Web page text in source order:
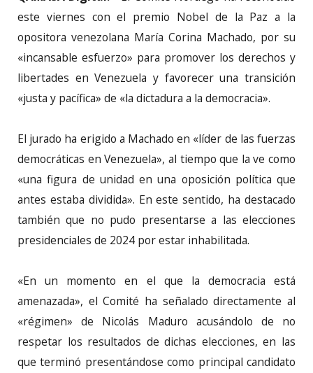
este viernes con el premio Nobel de la Paz a la
opositora venezolana María Corina Machado, por su
«incansable esfuerzo» para promover los derechos y
libertades en Venezuela y favorecer una transición
«justa y pacífica» de «la dictadura a la democracia».
El jurado ha erigido a Machado en «líder de las fuerzas
democráticas en Venezuela», al tiempo que la ve como
«una figura de unidad en una oposición política que
antes estaba dividida». En este sentido, ha destacado
también que no pudo presentarse a las elecciones
presidenciales de 2024 por estar inhabilitada.
«En un momento en el que la democracia está
amenazada», el Comité ha señalado directamente al
«régimen» de Nicolás Maduro acusándolo de no
respetar los resultados de dichas elecciones, en las
que terminó presentándose como principal candidato